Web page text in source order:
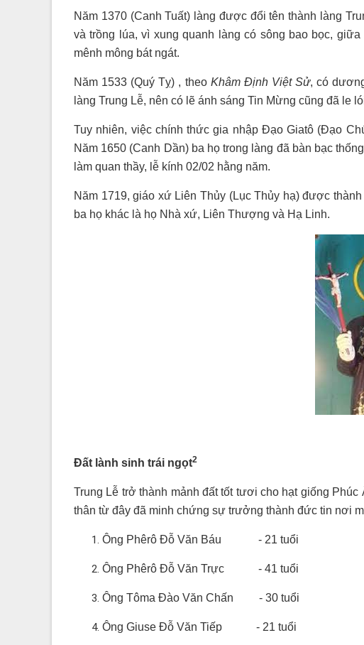
Năm 1370 (Canh Tuất) làng được đổi tên thành làng
và trồng lúa, vì xung quanh làng có sông bao bọc,
mênh mông bát ngát.
Năm 1533 (Quý Tỵ) , theo Khâm Định Việt Sử, có
làng Trung Lễ, nên có lẽ ánh sáng Tin Mừng cũng đã le
Tuy nhiên, việc chính thức gia nhập Đạo Giatô (Đạo
Năm 1650 (Canh Dần) ba họ trong làng đã bàn bạc
làm quan thầy, lễ kính 02/02 hằng năm.
Năm 1719, giáo xứ Liên Thủy (Lục Thủy hạ) được
ba họ khác là họ Nhà xứ, Liên Thượng và Hạ Linh.
Đất lành sinh trái ngọt2
Trung Lễ trở thành mảnh đất tốt tươi cho hạt giống
thân từ đây đã minh chứng sự trưởng thành đức tin nơi
Ông Phêrô Đỗ Văn Báu - 21 tuổi
Ông Phêrô Đỗ Văn Trực - 41 tuổi
Ông Tôma Đào Văn Chấn - 30 tuổi
Ông Giuse Đỗ Văn Tiếp - 21 tuổi